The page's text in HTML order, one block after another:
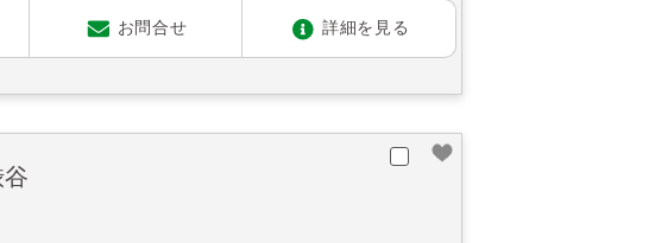
お問合せ 詳細を見る